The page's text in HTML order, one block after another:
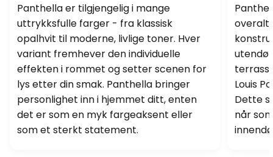
Panthella er tilgjengelig i mange
uttrykksfulle farger - fra klassisk
opalhvit til moderne, livlige toner. Hver
variant fremhever den individuelle
effekten i rommet og setter scenen for
lys etter din smak. Panthella bringer
personlighet inn i hjemmet ditt, enten
det er som en myk fargeaksent eller
som et sterkt statement.
Louis
Dette
når